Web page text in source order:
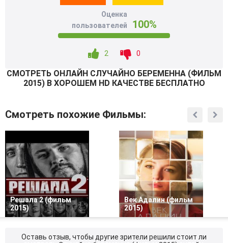
Оценка
пользователей
100%
2 0
СМОТРEТЬ ОНЛАЙН СЛУЧАЙНО БЕРЕМЕННА (ФИЛЬМ
2015) В ХОРОШЕМ HD КАЧЕСТВЕ БЕСПЛАТНО
Смотреть похожие Фильмы:
Решала 2 (фильм
2015)
Век Адалин (фильм
2015)
Оставь отзыв, чтобы другие зрители решили стоит ли